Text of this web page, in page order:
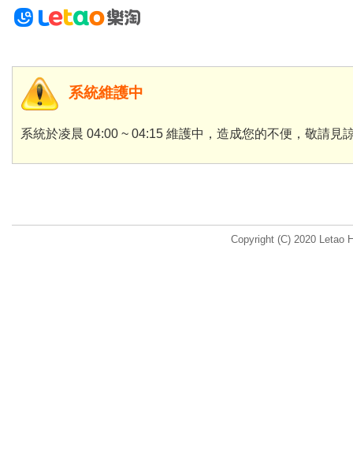
系統維護中
系統於凌晨 04:00 ~ 04:15 維護中，造成您的不便，敬請見
Copyright (C) 2020 Letao